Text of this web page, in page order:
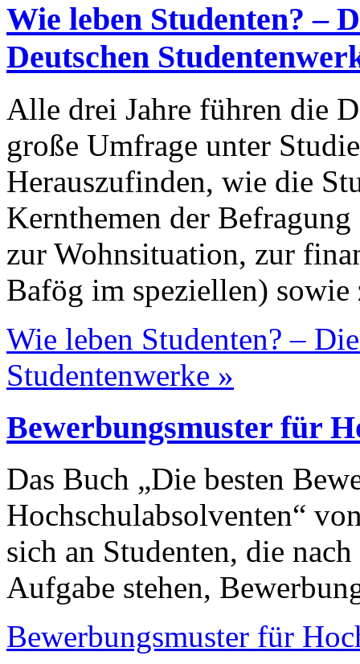
Wie leben Studenten? –
Deutschen
Alle drei Jahre führen die
große Umfrage unter
Herauszufinden, wie die
Kernthemen der
zur Wohnsituation, zur
Bafög im speziellen)
Wie leben Studenten? –
Studentenwerke »
Bewerbungsmuster für
Das Buch „Die besten
Hochschulabsolventen“
sich an Studenten, die
Aufgabe stehen,
Bewerbungsmuster für